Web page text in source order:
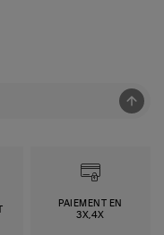
PAIEMENT EN
3X,4X